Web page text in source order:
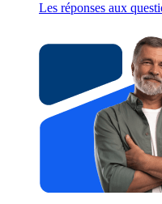
Les réponses aux